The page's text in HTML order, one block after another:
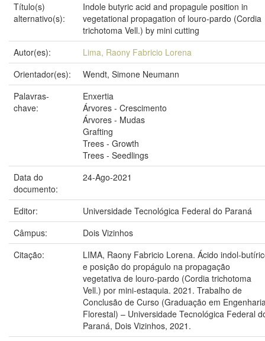
Título(s)
alternativo(s):
Indole butyric acid and propagule position in
vegetational propagation of louro-pardo (Cordia
trichotoma Vell.) by mini cutting
Autor(es):
Lima, Raony Fabricio Lorena
Orientador(es):
Wendt, Simone Neumann
Palavras-
chave:
Enxertia
Árvores - Crescimento
Árvores - Mudas
Grafting
Trees - Growth
Trees - Seedlings
Data do
documento:
24-Ago-2021
Editor:
Universidade Tecnológica Federal do Paraná
Câmpus:
Dois Vizinhos
Citação:
LIMA, Raony Fabricio Lorena. Ácido indol-
e posição do propágulo na propagação
vegetativa de louro-pardo (Cordia trichotoma
Vell.) por mini-estaquia. 2021. Trabalho de
Conclusão de Curso (Graduação em
Florestal) – Universidade Tecnológica Federal
Paraná, Dois Vizinhos, 2021.